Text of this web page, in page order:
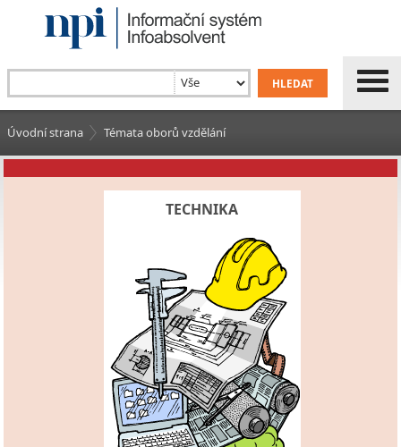
Úvodní strana Témata oborů vzdělání
TECHNIKA